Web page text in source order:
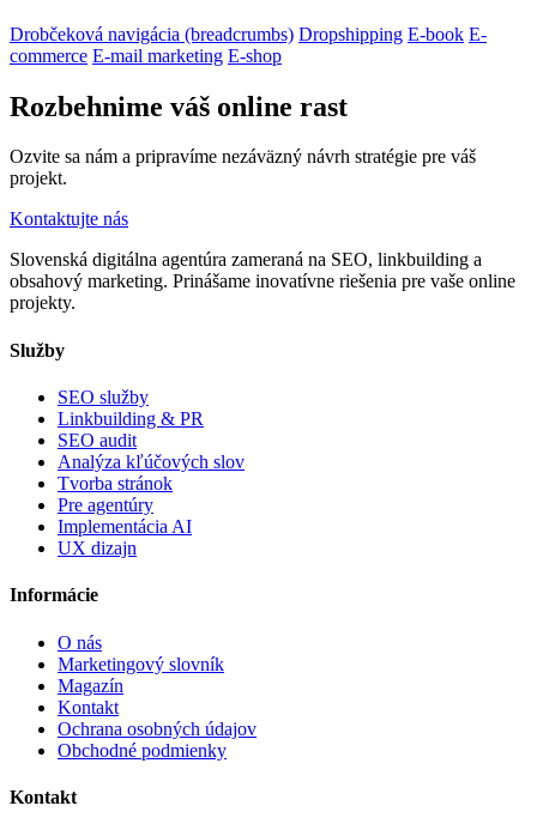
Drobčeková navigácia (breadcrumbs) Dropshipping E-book E-
commerce E-mail marketing E-shop
Rozbehnime váš online rast
Ozvite sa nám a pripravíme nezáväzný návrh stratégie pre váš
projekt.
Kontaktujte nás
Slovenská digitálna agentúra zameraná na SEO, linkbuilding a
obsahový marketing. Prinášame inovatívne riešenia pre vaše online
projekty.
Služby
SEO služby
Linkbuilding & PR
SEO audit
Analýza kľúčových slov
Tvorba stránok
Pre agentúry
Implementácia AI
UX dizajn
Informácie
O nás
Marketingový slovník
Magazín
Kontakt
Ochrana osobných údajov
Obchodné podmienky
Kontakt